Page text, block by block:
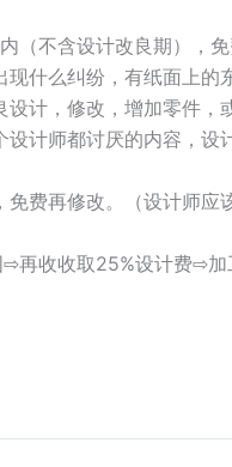
（不含设计改良期），
现什么纠纷，有纸面上的
计，修改，增加零件
计师都讨厌的内容，
费再修改。（设计师应
再收收取25%设计费⇨